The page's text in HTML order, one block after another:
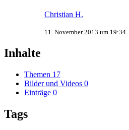
Christian H.
11. November 2013 um 19:34
Inhalte
Themen 17
Bilder und Videos 0
Einträge 0
Tags